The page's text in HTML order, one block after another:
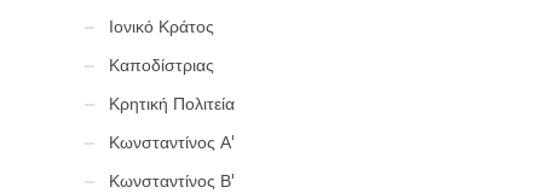
Ιονικό Κράτος
Καποδίστριας
Κρητική Πολιτεία
Κωνσταντίνος Α'
Κωνσταντίνος Β'